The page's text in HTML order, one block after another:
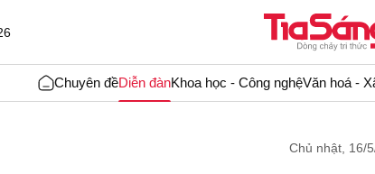
Chuyên đềDiễn đànKhoa học - Công nghệVăn hoá -
Chủ nhật, 16/